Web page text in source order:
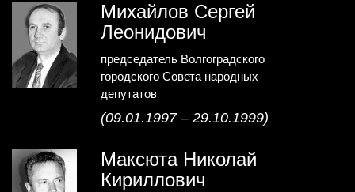
Михайлов Сергей
Леонидович
председатель Волгоградского
городского Совета народных
депутатов
(09.01.1997 – 29.10.1999)
Максюта Николай
Кириллович